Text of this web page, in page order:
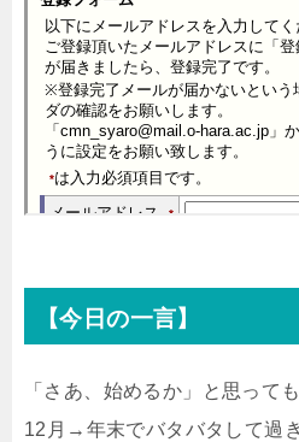
【今日の一言】
「さあ、始めるか」と思っても
12月→年末でバタバタして過